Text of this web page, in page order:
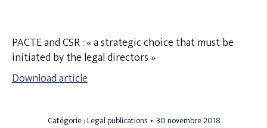
PACTE and CSR : « a strategic choice that must be
initiated by the legal directors »
Download article
Catégorie :Legal publications 30 novembre 2018